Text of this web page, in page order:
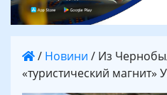
/ Новини / Из
«туристический магнит»